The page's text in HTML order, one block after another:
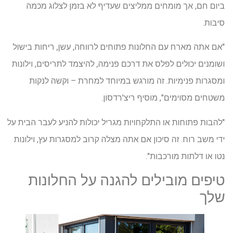
ביום חם, אך מומחים ממליצים שעדיף לא בזמן לצלוג מכמה
סיבות.
"אם אתה מארח עם החלונות פתוחים לרווחה, עשן, ריחות בישול
ושומנים יכולים לפלס את דרכם פנימה, להיצמד לתריסים, וילונות
ומסגרות פנימיות. זה מורגש במיוחד למחרת – וקשה לנקות
משטחים מסוימים", מוסיף ריצ'רדסון.
"להבות פתוחות או התלקחויות מגריל יכולות להניע לעבר הבית על
ידי משב רוח. זה סיכון אם אתה מצלה קרוב למסגרות עץ, וילונות
נטו או דלתות מורכבות".
טיפים מובילים להגנה על החלונות
שלך